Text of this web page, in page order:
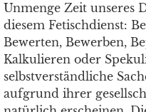
Unmenge Zeit unseres
diesem Fetischdienst:
Bewerten, Bewerben,
Kalkulieren oder
selbstverständliche
aufgrund ihrer